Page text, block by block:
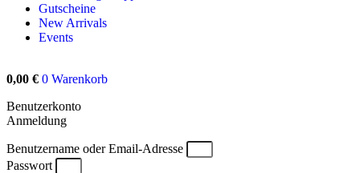
Gutscheine
New Arrivals
Events
0,00 € 0 Warenkorb
Benutzerkonto
Anmeldung
Benutzername oder Email-Adresse
Passwort